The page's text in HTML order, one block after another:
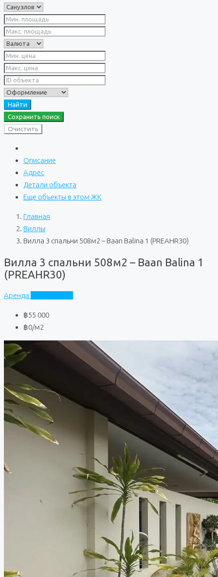
Найти
Сохранить поиск
Очистить
Описание
Адрес
Детали объекта
Еще объекты в этом ЖК
Главная
Виллы
Вилла 3 спальни 508м2 – Baan Balina 1 (PREAHR30)
Вилла 3 спальни 508м2 – Baan Balina 1
(PREAHR30)
Аренда
฿55 000
฿0/м2